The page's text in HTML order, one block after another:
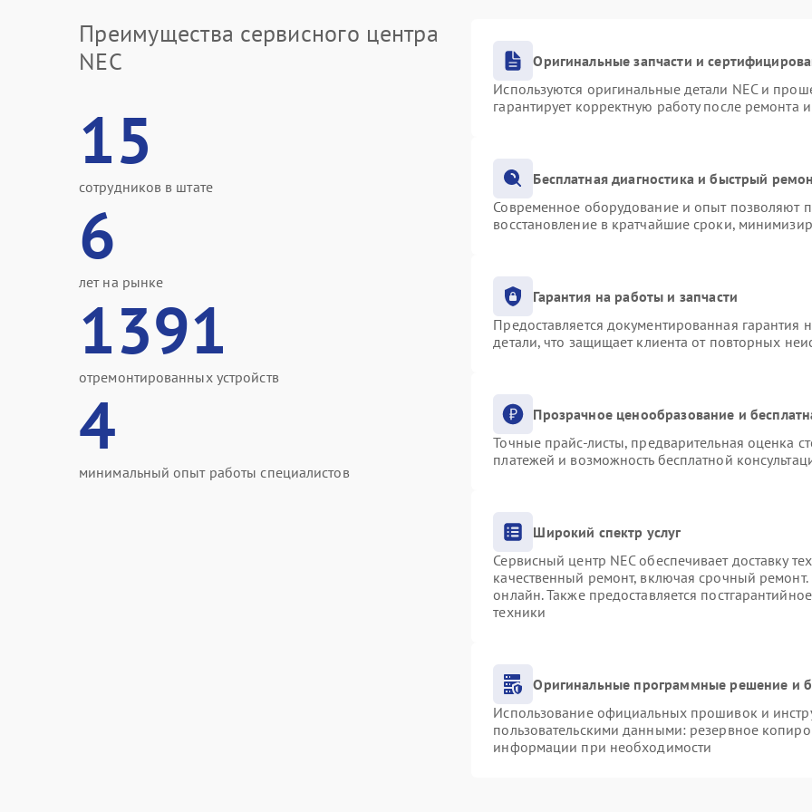
Преимущества сервисного центра
NEC
15
сотрудников в штате
6
лет на рынке
1391
отремонтированных устройств
4
минимальный опыт работы специалистов
Оригинальные запчасти и
Используются оригинальные детали NEC и
гарантирует корректную работу после ремонта
Бесплатная диагностика и быстрый
Современное оборудование и опыт позволяют
восстановление в кратчайшие сроки,
Гарантия на работы и запчасти
Предоставляется документированная
детали, что защищает клиента от повторных
Прозрачное ценообразование и
Точные прайс-листы, предварительная оценка
платежей и возможность бесплатной
Широкий спектр услуг
Сервисный центр NEC обеспечивает доставку
качественный ремонт, включая срочный ремонт.
онлайн. Также предоставляется
техники
Оригинальные программные решение и
Использование официальных прошивок и
пользовательскими данными: резервное
информации при необходимости